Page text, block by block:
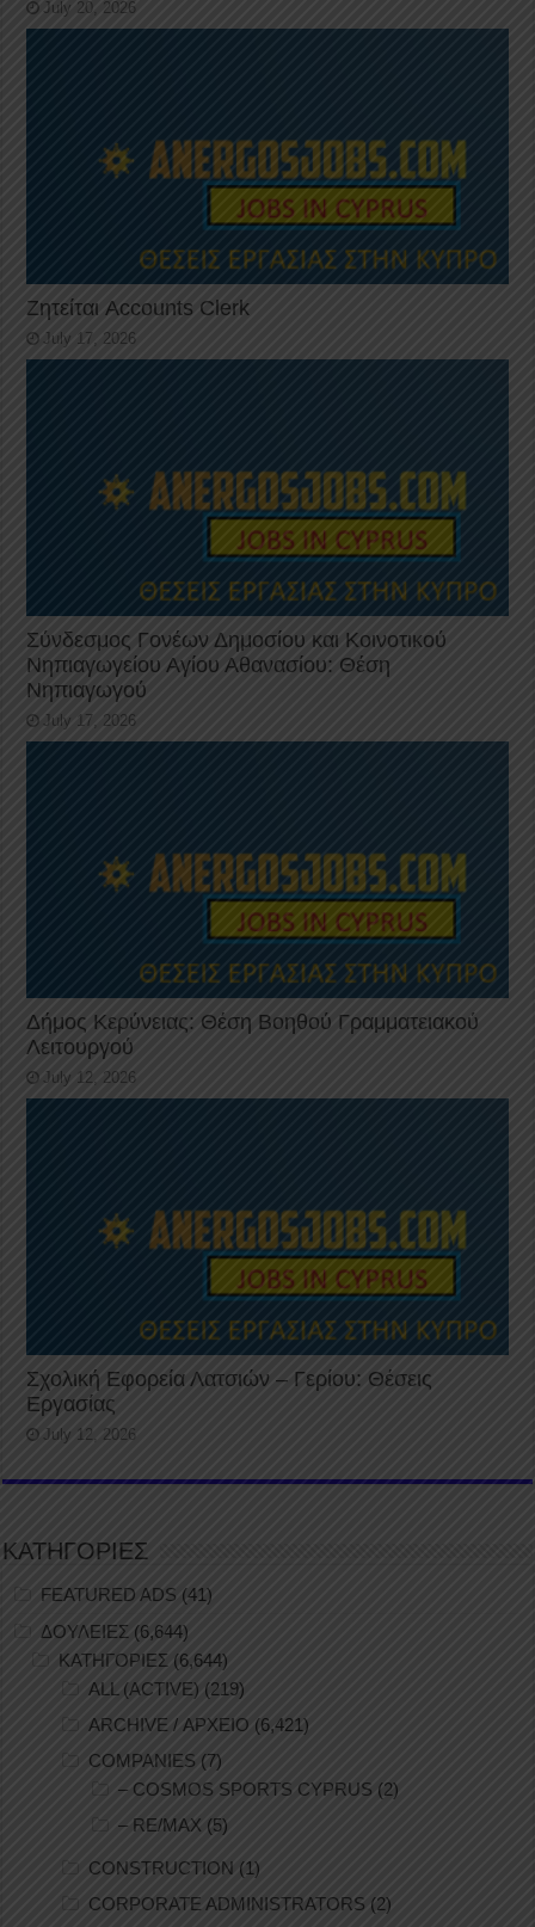
July 20, 2026
Ζητείται Accounts Clerk
July 17, 2026
Σύνδεσμος Γονέων Δημοσίου και Κοινοτικού
Νηπιαγωγείου Αγίου Αθανασίου: Θέση
Νηπιαγωγού
July 17, 2026
Δήμος Κερύνειας: Θέση Βοηθού Γραμματειακού
Λειτουργού
July 12, 2026
Σχολική Εφορεία Λατσιών – Γερίου: Θέσεις
Εργασίας
July 12, 2026
ΚΑΤΗΓΟΡΙΕΣ
FEATURED ADS (41)
ΔΟΥΛΕΙΕΣ (6,644)
ΚΑΤΗΓΟΡΙΕΣ (6,644)
ALL (ACTIVE) (219)
ARCHIVE / ΑΡΧΕΙΟ (6,421)
COMPANIES (7)
– COSMOS SPORTS CYPRUS (2)
– RE/MAX (5)
CONSTRUCTION (1)
CORPORATE ADMINISTRATORS (2)